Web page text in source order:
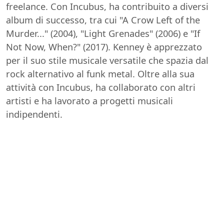
freelance. Con Incubus, ha contribuito a diversi
album di successo, tra cui "A Crow Left of the
Murder..." (2004), "Light Grenades" (2006) e "If
Not Now, When?" (2017). Kenney è apprezzato
per il suo stile musicale versatile che spazia dal
rock alternativo al funk metal. Oltre alla sua
attività con Incubus, ha collaborato con altri
artisti e ha lavorato a progetti musicali
indipendenti.